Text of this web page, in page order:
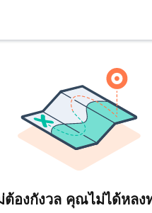
ต้องกังวล คุณไม่ได้หลง